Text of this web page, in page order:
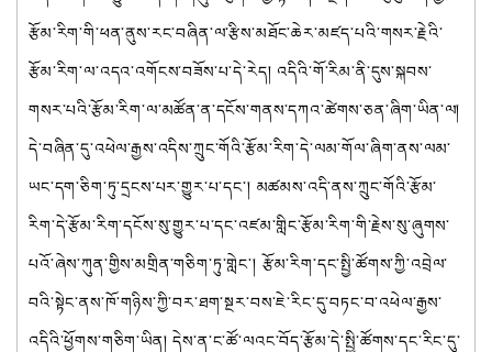
རྩོམ་རིག་གི་ཕན་ནུས་རང་བཞིན་ལ་རྩིས་མཐོང་ཆེར་མཛད་པའི་གསར་རྗེའི་
རྩོམ་རིག་ལ་འདའ་འགོངས་བཟོས་པ་དེ་རེད། འདིའི་གོ་རིམ་ནི་དུས་སྐབས་
གསར་པའི་རྩོམ་རིག་ལ་མཚོན་ན་དངོས་གནས་དཀའ་ཚེགས་ཅན་ཞིག་ཡིན་ལ།
དེ་བཞིན་དུ་འཕེལ་རྒྱས་འདིས་ཀྲུང་གོའི་རྩོམ་རིག་དེ་ལམ་གོལ་ཞིག་ནས་ལམ་
ཡང་དག་ཅིག་ཏུ་དྲངས་པར་གྱུར་པ་དང་། མཚམས་འདི་ནས་ཀྲུང་གོའི་རྩོམ་
རིག་དེ་རྩོམ་རིག་དངོས་སུ་གྱུར་པ་དང་འཛམ་གླིང་རྩོམ་རིག་གི་རྗེས་སུ་ཞུགས་
པའོ་ཞེས་ཀུན་གྱིས་མགྲིན་གཅིག་ཏུ་གླེང་། རྩོམ་རིག་དང་སྤྱི་ཚོགས་ཀྱི་འབྲེལ་
བའི་སྟེང་ནས་ཁོ་གཉིས་ཀྱི་བར་ཐག་སྔར་བས་ཇེ་རིང་དུ་བཏང་བ་འཕེལ་རྒྱས་
འདིའི་ཕྱོགས་གཅིག་ཡིན། དེས་ན་ང་ཚོ་ལའང་བོད་རྩོམ་དེ་སྤྱི་ཚོགས་དང་རིང་དུ་